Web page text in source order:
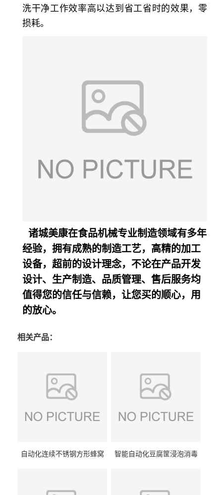
洗干净工作效率高以达到省工省时的效果，零
损耗。
诸城美康在食品机械专业制造领域有多年
经验，拥有成熟的制造工艺，高精的加工
设备，超前的设计理念，不论在产品开发
设计、生产制造、品质管理、售后服务均
值得您的信任与信赖，让您买的顺心，用
的放心。
相关产品：
自动化连续不锈钢方形蜂窝
智能自动化豆腐筐浸泡消毒